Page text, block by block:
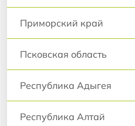
Приморский край
Псковская область
Республика Адыгея
Республика Алтай